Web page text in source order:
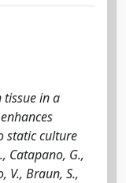
in a
static culture
Catapano, G.,
V., Braun, S.,